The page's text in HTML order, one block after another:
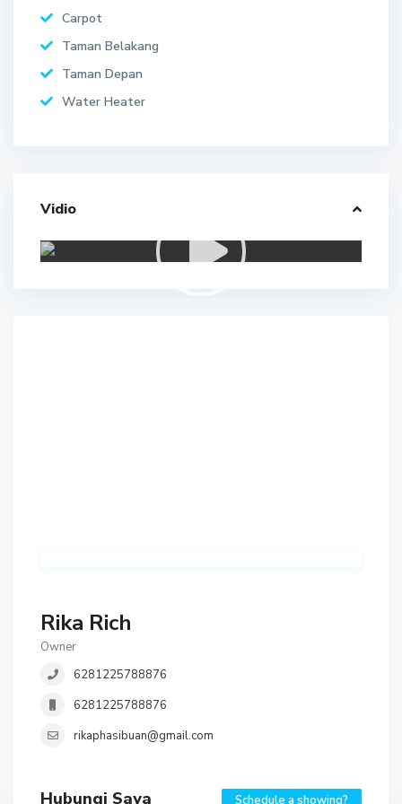
Carpot
Taman Belakang
Taman Depan
Water Heater
Vidio
Rika Rich
Owner
6281225788876
6281225788876
rikaphasibuan@gmail.com
Hubungi Saya Schedule a showing?